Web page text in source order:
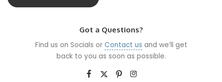
Got a Questions?
Find us on Socials or Contact us and we’ll get
back to you as soon as possible.